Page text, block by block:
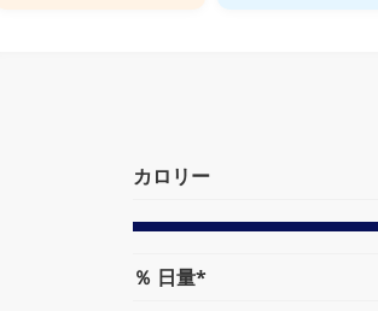
カロリー
％ 日量*